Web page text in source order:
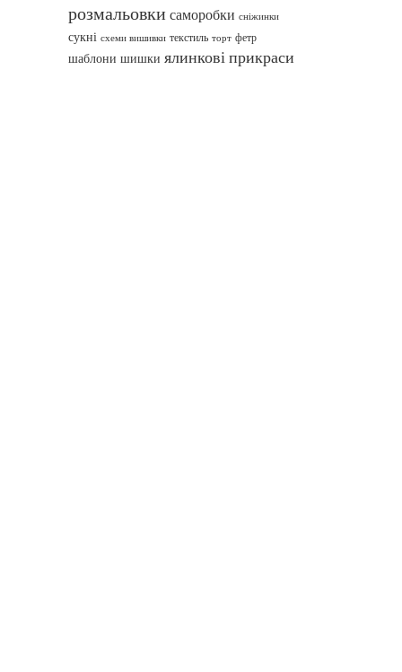
розмальовки саморобки сніжинки
сукні схеми вишивки текстиль торт фетр
шаблони шишки ялинкові прикраси